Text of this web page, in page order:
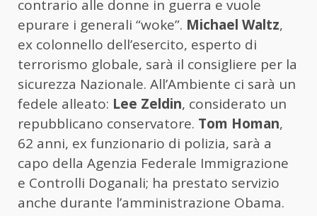
contrario alle donne in guerra e vuole
epurare i generali “woke”. Michael Waltz,
ex colonnello dell’esercito, esperto di
terrorismo globale, sarà il consigliere per la
sicurezza Nazionale. All’Ambiente ci sarà un
fedele alleato: Lee Zeldin, considerato un
repubblicano conservatore. Tom Homan,
62 anni, ex funzionario di polizia, sarà a
capo della Agenzia Federale Immigrazione
e Controlli Doganali; ha prestato servizio
anche durante l’amministrazione Obama.